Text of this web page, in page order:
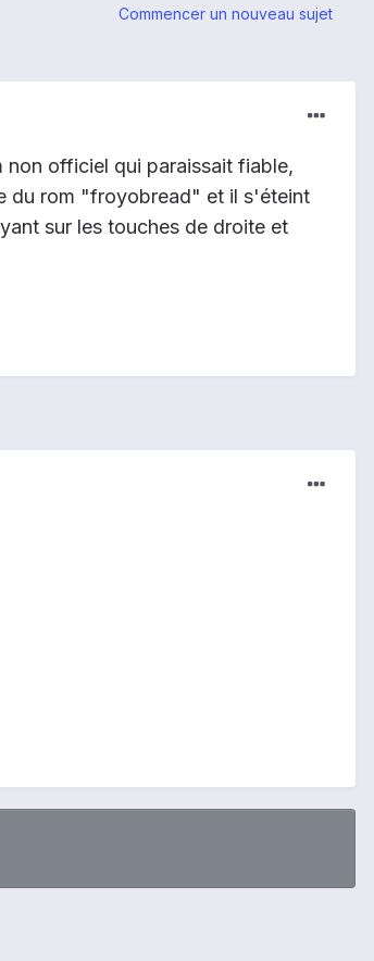
Commencer un nouveau sujet
officiel qui paraissait fiable,
du rom "froyobread" et il s'éteint
sur les touches de droite et